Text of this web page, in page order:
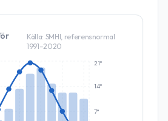
Källa: SMHI, referensnormal
1991–2020
7°
14°
21°